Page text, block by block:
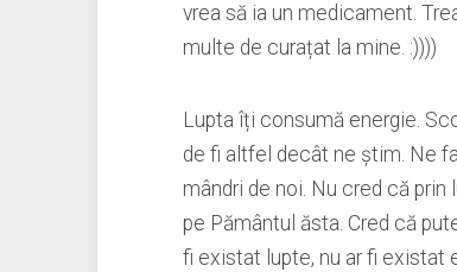
vrea să ia un medicament.
multe de curațat la mine. :))))
Lupta îți consumă energie.
de fi altfel decât ne știm. Ne
mândri de noi. Nu cred că
pe Pământul ăsta. Cred că
fi existat lupte, nu ar fi existat